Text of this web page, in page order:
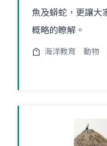
魚及蟒蛇，更讓大
概略的瞭解。
海洋教育 動物